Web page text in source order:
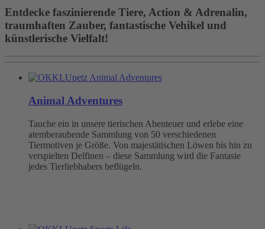
Entdecke faszinierende Tiere, Action & Adrenalin,
traumhaften Zauber, fantastische Vehikel und
künstlerische Vielfalt!
Animal Adventures
Tauche ein in unsere tierischen Abenteuer und erlebe eine
atemberaubende Sammlung von 50 verschiedenen
Tiermotiven je Größe. Von majestätischen Löwen bis hin zu
verspielten Delfinen – diese Sammlung wird die Fantasie
jedes Tierliebhabers beflügeln.